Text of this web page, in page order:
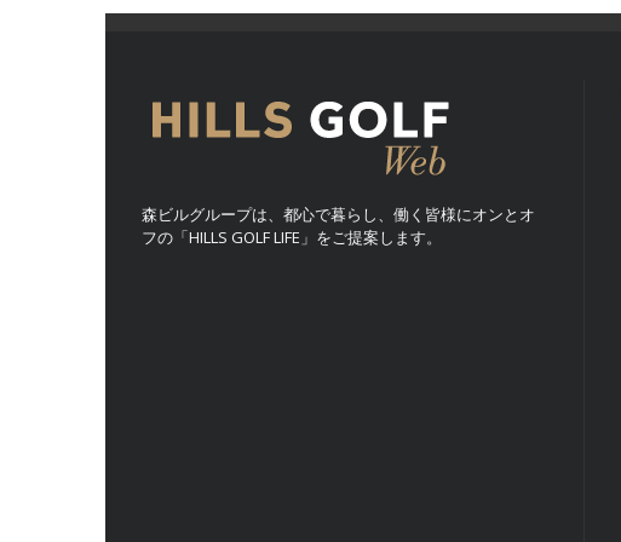
森ビルグループは、都心で暮らし、働く皆様にオンとオ
フの「HILLS GOLF LIFE」をご提案します。